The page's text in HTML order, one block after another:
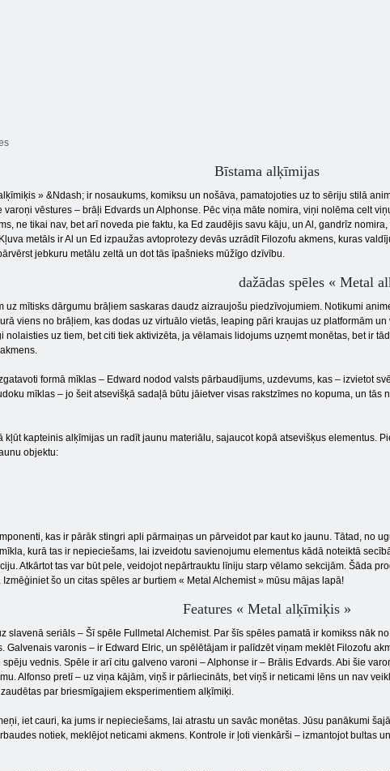
Bīstama alķīmijas
» &Ndash; ir nosaukums, komiksu un nošāva, pamatojoties uz to sēriju stilā
varoņi vēstures – brāļi Edvards un Alphonse. Pēc viņa māte nomira, viņi nolēma celt
ne tikai nav, bet arī noveda pie faktu, ka Ed zaudējis savu kāju, un Al, gandrīz
metāls ir Al un Ed izpaužas avtoprotezy devās uzrādīt Filozofu akmens, kuras
jebkuru metālu zeltā un dot tās īpašnieks mūžīgo dzīvību.
dažādas spēles « Metal
uz mītisks dārgumu brāļiem saskaras daudz aizraujošu piedzīvojumiem. Notikumi
viens no brāļiem, kas dodas uz virtuālo vietās, leaping pāri kraujas uz platformām
nolaisties uz tiem, bet citi tiek aktivizēta, ja vēlamais lidojums uzņemt monētas, bet ir
formā mīklas – Edward nodod valsts pārbaudījums, uzdevums, kas – izvietot
mīklas – jo šeit atsevišķā sadaļā būtu jāietver visas rakstzīmes no kopuma, un tās
kapteinis alķīmijas un radīt jaunu materiālu, sajaucot kopā atsevišķus elementus.
objektu:
kas ir pārāk stingri apli pārmaiņas un pārveidot par kaut ko jaunu. Tātad, no
kurā tas ir nepieciešams, lai izveidotu savienojumu elementus kādā noteiktā
Atkārtot tas var būt pele, veidojot nepārtrauktu līniju starp vēlamo sekcijām. Šāda
šo un citas spēles ar burtiem « Metal Alchemist » mūsu mājas lapā!
Features « Metal alķīmiķis »
slavenā seriāls – Šī spēle Fullmetal Alchemist. Par šīs spēles pamatā ir komikss nāk
Galvenais varonis – ir Edward Elric, un spēlētājam ir palīdzēt viņam meklēt Filozofu
vednis. Spēle ir arī citu galveno varoni – Alphonse ir – Brālis Edvards. Abi šie
Alfonso pretī – uz viņa kājām, viņš ir pārliecināts, bet viņš ir neticami lēns un nav
par briesmīgajiem eksperimentiem alķīmiķi.
iet cauri, ka jums ir nepieciešams, lai atrastu un savāc monētas. Jūsu panākumi
notiek, meklējot neticami akmens. Kontrole ir ļoti vienkārši – izmantojot bultas